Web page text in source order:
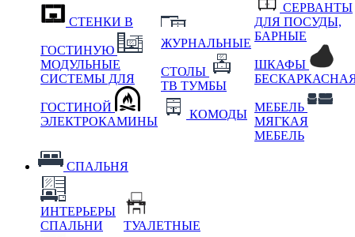
СТЕНКИ В
ГОСТИНУЮ
МОДУЛЬНЫЕ
СИСТЕМЫ ДЛЯ
ГОСТИНОЙ
ЭЛЕКТРОКАМИНЫ
ЖУРНАЛЬНЫЕ
СТОЛЫ
ТВ ТУМБЫ
КОМОДЫ
СЕРВАНТЫ
ДЛЯ ПОСУДЫ,
БАРНЫЕ
ШКАФЫ
МЕБЕЛЬ
МЯГКАЯ
МЕБЕЛЬ
СПАЛЬНЯ
ИНТЕРЬЕРЫ
СПАЛЬНИ
ТУАЛЕТНЫЕ